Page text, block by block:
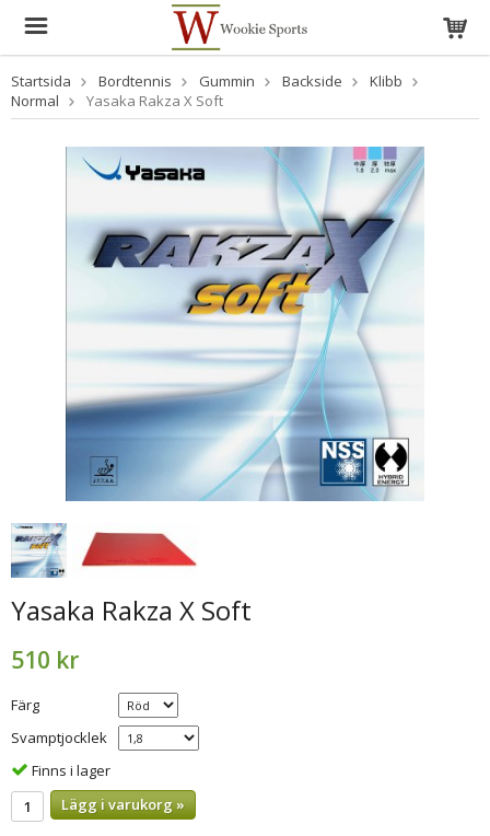
Startsida Bordtennis Gummin Backside
Klibb
Normal
Yasaka Rakza X Soft
Yasaka Rakza X Soft
510 kr
Färg
Svamptjocklek
Finns i lager
Lägg i varukorg »